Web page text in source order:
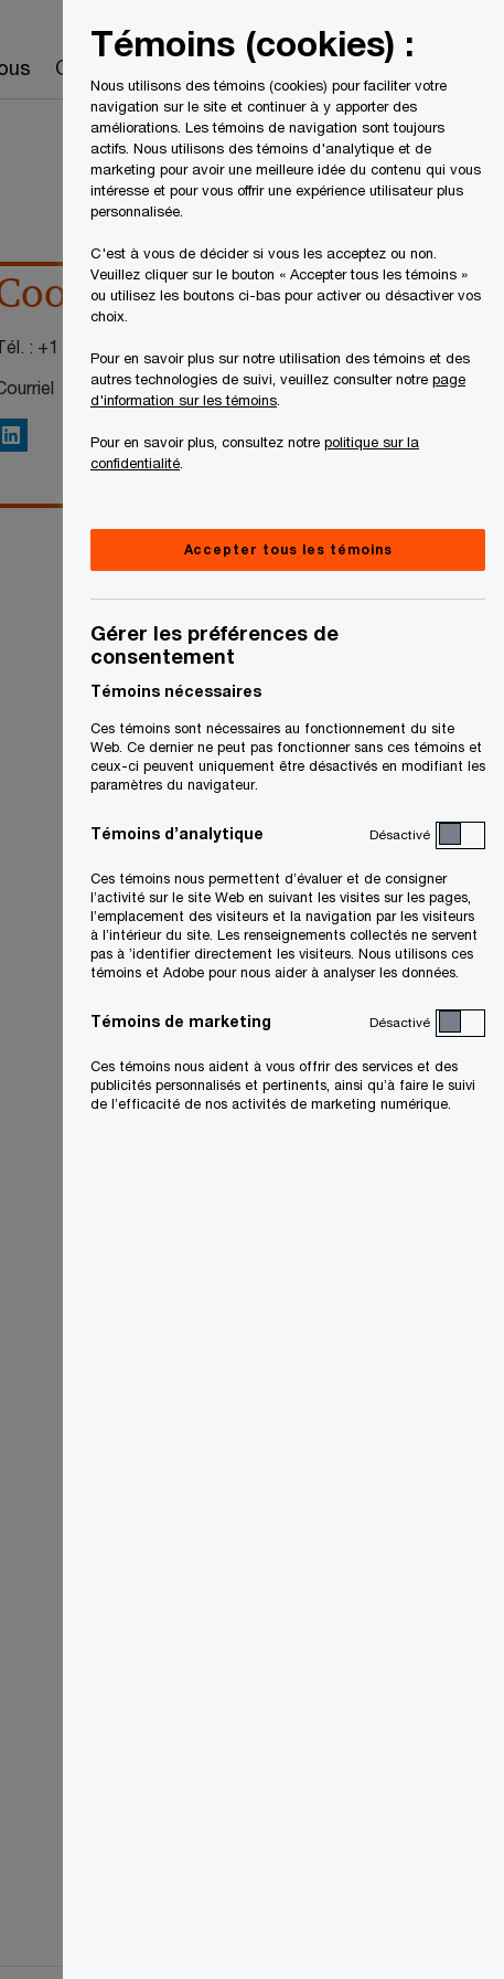
Carrières Recherche
: +1 416 941-8383
LinkedIn
Témoins (cookies) :
Nous utilisons des témoins (cookies) pour faciliter votre
navigation sur le site et continuer à y apporter des
améliorations. Les témoins de navigation sont toujours
actifs. Nous utilisons des témoins d'analytique et de
marketing pour avoir une meilleure idée du contenu qui vous
intéresse et pour vous offrir une expérience utilisateur plus
personnalisée.
C'est à vous de décider si vous les acceptez ou non.
Veuillez cliquer sur le bouton « Accepter tous les témoins »
ou utilisez les boutons ci-bas pour activer ou désactiver vos
choix.
Pour en savoir plus sur notre utilisation des témoins et des
autres technologies de suivi, veuillez consulter notre page
d'information sur les témoins
Pour en savoir plus, consultez notre politique sur la
confidentialité
Accepter tous les témoins
Gérer les préférences de
consentement
Témoins nécessaires
Ces témoins sont nécessaires au fonctionnement du site
Web. Ce dernier ne peut pas fonctionner sans ces témoins et
ceux-ci peuvent uniquement être désactivés en modifiant les
paramètres du navigateur.
Témoins d’analytique Désactivé
Ces témoins nous permettent d’évaluer et de consigner
l’activité sur le site Web en suivant les visites sur les pages,
l’emplacement des visiteurs et la navigation par les visiteurs
à l’intérieur du site. Les renseignements collectés ne servent
pas à ’identifier directement les visiteurs. Nous utilisons ces
témoins et Adobe pour nous aider à analyser les données.
Témoins de marketing Désactivé
Ces témoins nous aident à vous offrir des services et des
publicités personnalisés et pertinents, ainsi qu’à faire le suivi
de l’efficacité de nos activités de marketing numérique.